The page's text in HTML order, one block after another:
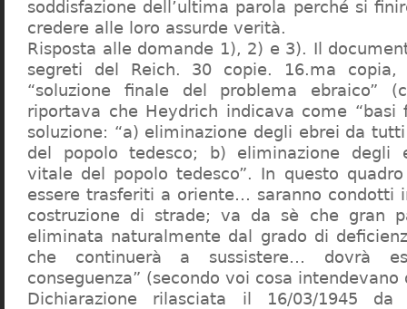
soddisfazione dell’ultima parola perché si
credere alle loro assurde verità.
Risposta alle domande 1), 2) e 3). Il
segreti del Reich. 30 copie. 16.ma copia,
“soluzione finale del problema ebraico”
riportava che Heydrich indicava come “basi
soluzione: “a) eliminazione degli ebrei da
del popolo tedesco; b) eliminazione degli
vitale del popolo tedesco”. In questo
essere trasferiti a oriente… saranno condotti
costruzione di strade; va da sè che gran
eliminata naturalmente dal grado di
che continuerà a sussistere… dovrà
conseguenza” (secondo voi cosa intendevano
Dichiarazione rilasciata il 16/03/1945